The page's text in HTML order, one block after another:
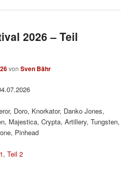
2026 – Teil
vonSven Bähr
Doro, Knorkator, Danko Jones,
Majestica, Crypta, Artillery, Tungsten,
Pinhead
,Teil 2